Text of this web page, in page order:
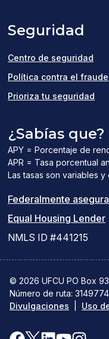
Seguridad
Centro de seguridad
Política contra el fraude
Prioriza tu seguridad
¿Sabías que?
APY = Porcentaje de
APR = Tasa porcentual
Las tasas son variables y
Federalmente
Equal Housing Lender
NMLS ID #441215
© 2026 UFCU PO Box
Número de ruta:
Divulgaciones
Uso